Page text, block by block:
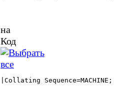
на
Код
|Collating